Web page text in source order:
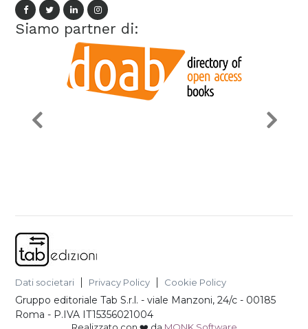
Siamo partner di:
Dati societari Privacy Policy Cookie Policy
Gruppo editoriale Tab S.r.l. -viale Manzoni, 24/c - 00185
Roma - P.IVA IT15356021004